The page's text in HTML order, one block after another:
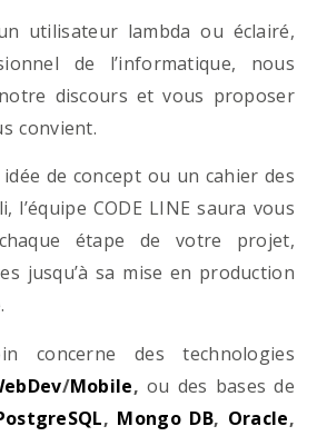
utilisateur lambda ou éclairé,
de l’informatique, nous
discours et vous proposer
convient.
de concept ou un cahier des
l’équipe CODE LINE saura vous
étape de votre projet,
jusqu’à sa mise en production
concerne des technologies
/Mobile, ou des bases de
, Mongo DB, Oracle,